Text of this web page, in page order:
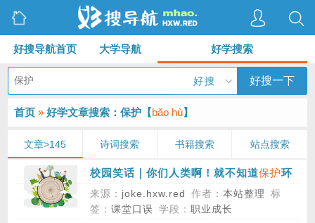
好搜导航首页 大学导航 好学搜索
好搜 好搜一下
首页 » 好学文章搜索：保护【bǎo hù】
文章>145 诗词搜索 书籍搜索 站点搜索
校园笑话｜你们人类啊！就不知道保护环
境！
来源： joke.hxw.red 作者： 本站整理
标
签： 课堂口误 学段： 职业成长